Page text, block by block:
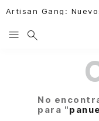
Artisan Gang:
No
para "